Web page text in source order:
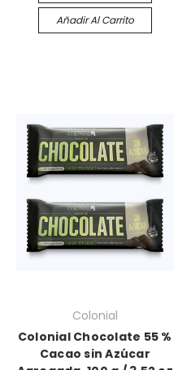
Añadir Al Carrito
Colonial
Colonial Chocolate 55 %
Cacao sin Azúcar